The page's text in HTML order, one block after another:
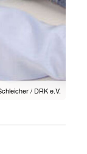
/ DRK e.V.